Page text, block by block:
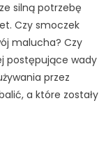
silną potrzebę
Czy smoczek
malucha? Czy
postępujące wady
przez
a które zostały